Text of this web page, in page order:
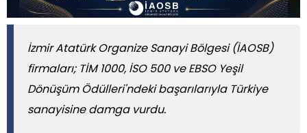
İzmir Atatürk Organize Sanayi Bölgesi (İAOSB)
firmaları; TİM 1000, İSO 500 ve EBSO Yeşil
Dönüşüm Ödülleri'ndeki başarılarıyla Türkiye
sanayisine damga vurdu.